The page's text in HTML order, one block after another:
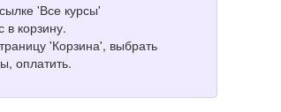
'Все курсы'
в корзину.
'Корзина', выбрать
оплатить.